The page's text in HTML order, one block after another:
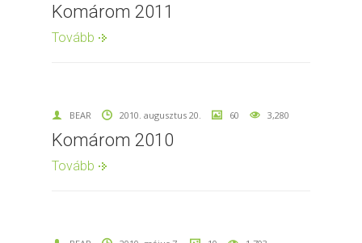
Komárom 2011
Tovább
BEAR 2010. augusztus 20. 60 3,280
Komárom 2010
Tovább